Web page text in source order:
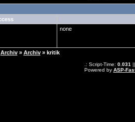
none
Archiv » Archiv » kritik
.: Script-Time: 0.031
Powered by ASP-